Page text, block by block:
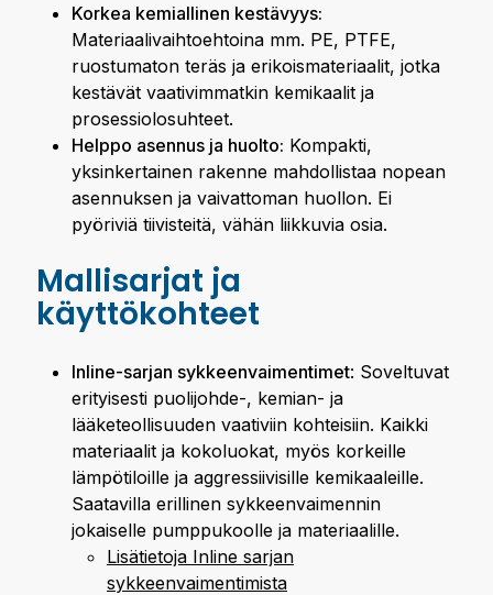
Korkea kemiallinen kestävyys:
Materiaalivaihtoehtoina mm. PE, PTFE,
ruostumaton teräs ja erikoismateriaalit, jotka
kestävät vaativimmatkin kemikaalit ja
prosessiolosuhteet.
Helppo asennus ja huolto: Kompakti,
yksinkertainen rakenne mahdollistaa nopean
asennuksen ja vaivattoman huollon. Ei
pyöriviä tiivisteitä, vähän liikkuvia osia.
Mallisarjat ja
käyttökohteet
Inline-sarjan sykkeenvaimentimet: Soveltuvat
erityisesti puolijohde-, kemian- ja
lääketeollisuuden vaativiin kohteisiin. Kaikki
materiaalit ja kokoluokat, myös korkeille
lämpötiloille ja aggressiivisille kemikaaleille.
Saatavilla erillinen sykkeenvaimennin
jokaiselle pumppukoolle ja materiaalille.
Lisätietoja Inline sarjan
sykkeenvaimentimista